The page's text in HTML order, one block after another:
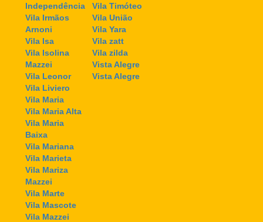
Independência
Vila Irmãos
Arnoni
Vila Isa
Vila Isolina
Mazzei
Vila Leonor
Vila Liviero
Vila Maria
Vila Maria Alta
Vila Maria
Baixa
Vila Mariana
Vila Marieta
Vila Mariza
Mazzei
Vila Marte
Vila Mascote
Vila Mazzei
Vila Timóteo
Vila União
Vila Yara
Vila zatt
Vila zilda
Vista Alegre
Vista Alegre